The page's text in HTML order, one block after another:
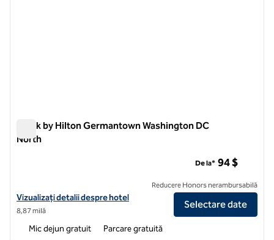
Spark by Hilton Germantown Washington DC
North
Vizualizați detaliile hotelului Spark by Hilton Germantown
Vizualizați detalii despre hotel
8,87 milă
De la* 94 $
Reducere Honors nerambursabilă
Selectare date
Mic dejun gratuit Parcare gratuită